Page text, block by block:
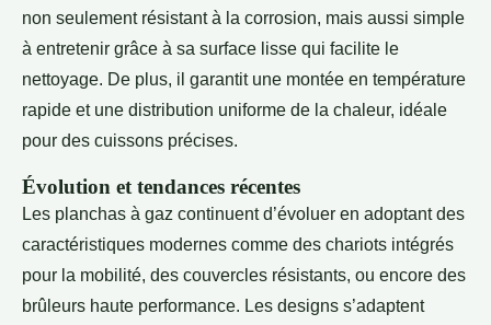
non seulement résistant à la corrosion, mais aussi simple
à entretenir grâce à sa surface lisse qui facilite le
nettoyage. De plus, il garantit une montée en température
rapide et une distribution uniforme de la chaleur, idéale
pour des cuissons précises.
Évolution et tendances récentes
Les planchas à gaz continuent d’évoluer en adoptant des
caractéristiques modernes comme des chariots intégrés
pour la mobilité, des couvercles résistants, ou encore des
brûleurs haute performance. Les designs s’adaptent